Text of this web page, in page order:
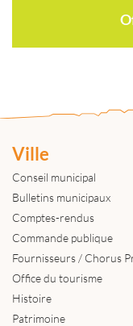
Ville
Conseil municipal
Bulletins municipaux
Comptes-rendus
Commande publique
Fournisseurs / Chorus
Office du tourisme
Histoire
Patrimoine